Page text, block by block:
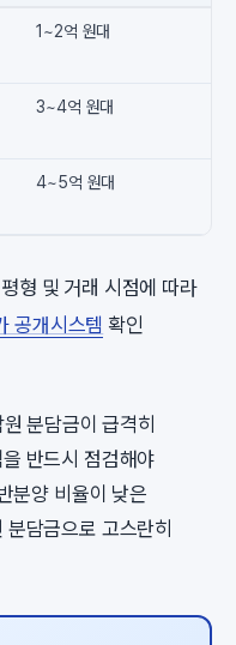
1~2억 원대
3~4억 원대
4~5억 원대
형 및 거래 시점에 따라
공개시스템 확인
분담금이 급격히
반드시 점검해야
분양 비율이 낮은
담금으로 고스란히